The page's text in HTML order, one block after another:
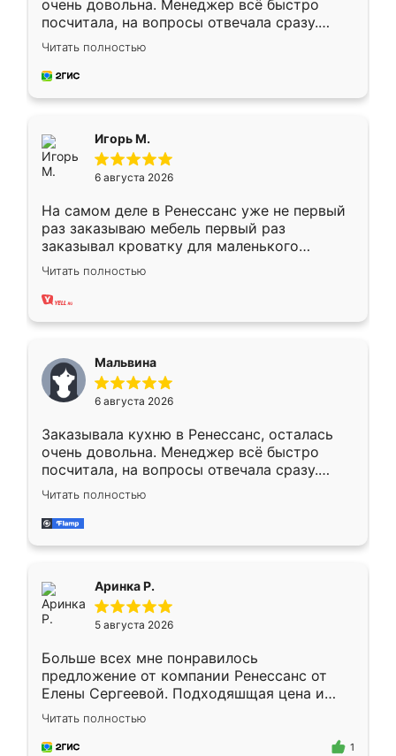
очень довольна. Менеджер всё быстро
посчитала, на вопросы отвечала сразу.
Замерщик приехал в субботу, подошёл к
делу со всей ответственностью. Собрали
за день, ребята работали аккуратно, даже
Читать полностью
Игорь М.
6 августа 2026
На самом деле в Ренессанс уже не первый
раз заказываю мебель первый раз
заказывал кроватку для маленького
ребёнка при его рождении ,во второй раз
заказал шкаф-купе. По качеству очень
хорошее сборка достаточно быстрая,
меньше, здесь же он более разнообразный.
Мне нравится ,если что-то потребуется из
мебели буду заказывать только здесь.
Читать полностью
Мальвина
6 августа 2026
Заказывала кухню в Ренессанс, осталась
очень довольна. Менеджер всё быстро
посчитала, на вопросы отвечала сразу.
Замерщик приехал в субботу, подошёл к
делу со всей ответственностью. Собрали
за день, ребята работали аккуратно, даже
Читать полностью
Аринка Р.
5 августа 2026
Больше всех мне понравилось
предложение от компании Ренессанс от
Елены Сергеевой. Подходяшщая цена и
короткие сроки изготовления. Приехавший
для замера сотрудник Владислав
предложил по моему эскизу самый
Читать полностью
1